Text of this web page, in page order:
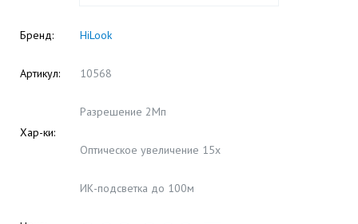
Бренд: HiLook
Артикул: 10568
Хар-ки:
Разрешение 2Мп
Оптическое увеличение 15х
ИК-подсветка до 100м